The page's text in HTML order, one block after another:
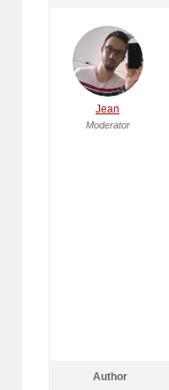
Jean
Moderator
Author